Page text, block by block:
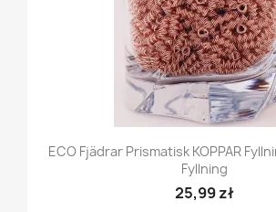
ECO Fjädrar Prismatisk KOPPAR
Fyllning
25,99 zł